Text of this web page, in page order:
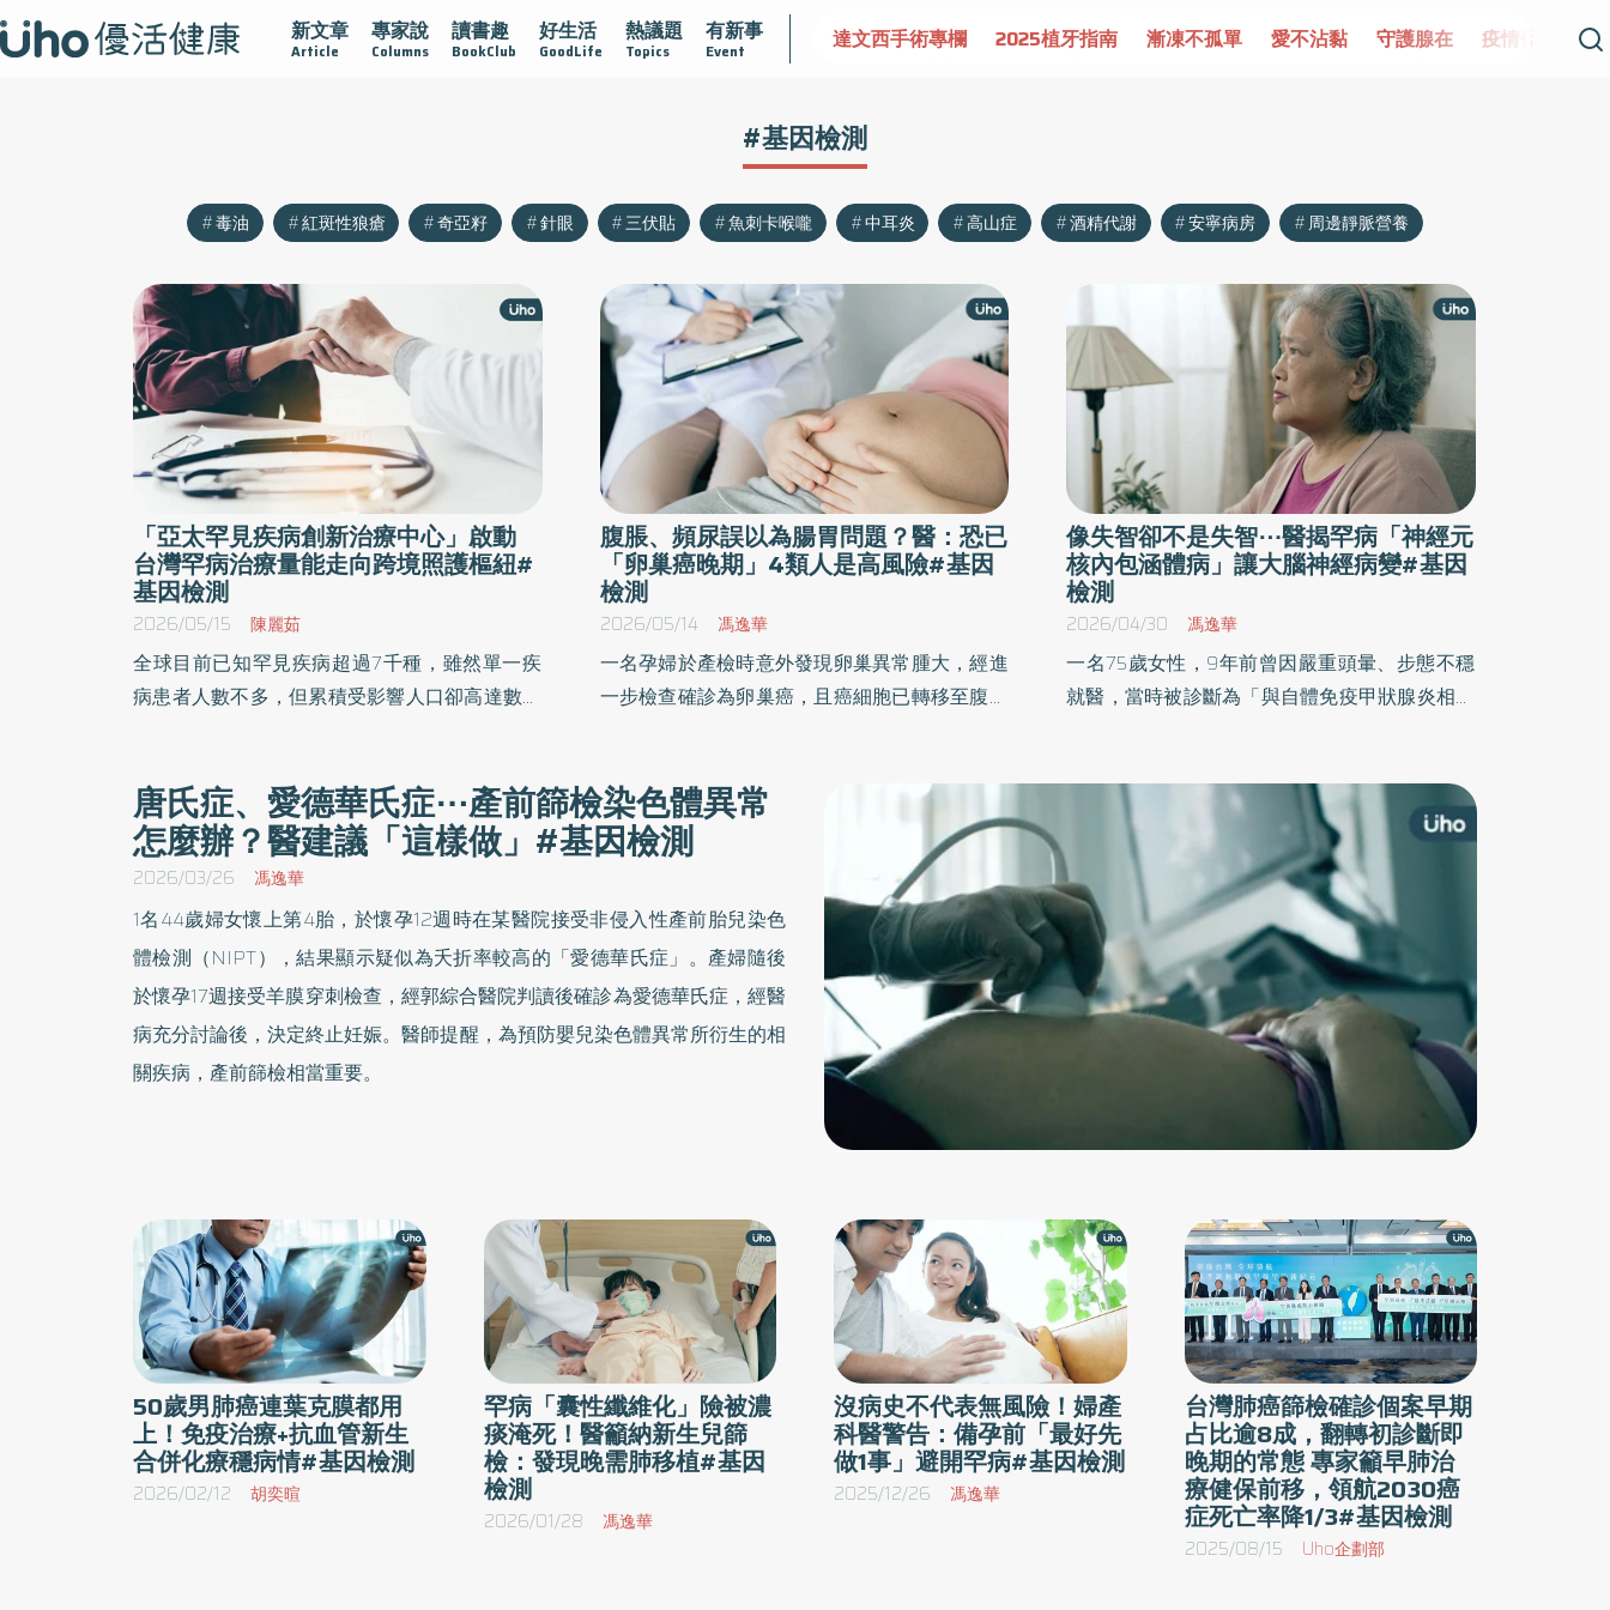
新文章
Article
專家說
Columns
讀書趣
BookClub
好生活
GoodLife
熱議題
Topics
有新事
Event
黏 守護腺在 疫情保衛戰 再生醫學 愛的未來視 認識攝護腺肥大 守護骨骼健康 達文西手術專欄 2025植牙指南 漸凍不孤單 愛不沾黏 守護腺在 疫情保衛戰
#基因檢測
毒油 紅斑性狼瘡 奇亞籽 針眼 三伏貼 魚刺卡喉嚨 中耳炎 高山症 酒精代謝 安寧病房 周邊靜脈營養
「亞太罕見疾病創新治療中心」啟動
台灣罕病治療量能走向跨境照護樞紐#
基因檢測
2026/05/15 陳麗茹
全球目前已知罕見疾病超過7千種，雖然單一疾
病患者人數不多，但累積受影響人口卻高達數億
手的醫療系統，與真正取得治療資源。 在此背景
下，「亞太罕見疾病創新治療中心」近日正式啟
動。在衛生福利部見證下，由財團法人台灣醫療
灣醫界聯盟基金會，共同推動跨國罕病合作平
台，盼透過整合台灣既有的制度、臨床與基因醫
學經驗，逐步建立亞太區域罕病照護合作網絡。
此次「亞太罕見疾病創新治療中心」的成立，也
被視為台灣首度以跨院整合模式，系統化串聯罕
角度，談台灣如何逐步建立完整罕病照護體系。
台灣罕病照護制度 成為亞太合作基礎 簡穎秀主
任提到，台灣之所以有機會成為亞太重要樞紐，
並非單一技術突破，而是多年來從法規、健保、
基因醫學、新生兒篩檢到跨專科整合照護，逐步
建立起完整而成熟的醫療生態系。她表示，其實
台灣已經做很多，希望未來能把這些累積多年的
經驗，進一步分享給更多國家。 台灣罕病照護能
走在亞洲前段班，關鍵之一就在於制度建立得
早。自2000年通過《罕見疾病防治及藥物法》
腹脹、頻尿誤以為腸胃問題？醫：恐已
「卵巢癌晚期」4類人是高風險#基因
檢測
2026/05/14 馮逸華
一名孕婦於產檢時意外發現卵巢異常腫大，經進
一步檢查確診為卵巢癌，且癌細胞已轉移至腹腔
孕中期先行手術切除部分腫瘤以確認診斷，隨後
以化學治療控制病情，待胎兒發育相對成熟後安
排剖腹生產，並進行完整卵巢癌分期手術。
像失智卻不是失智⋯醫揭罕病「神經元
核內包涵體病」讓大腦神經病變#基因
檢測
2026/04/30 馮逸華
一名75歲女性，9年前曾因嚴重頭暈、步態不穩
就醫，當時被診斷為「與自體免疫甲狀腺炎相關
Thyroiditis），在接受類固醇治療後症狀顯著改
善。不料2026年1月中旬相同症狀再次發作。
唐氏症、愛德華氏症⋯產前篩檢染色體異常
怎麼辦？醫建議「這樣做」#基因檢測
2026/03/26 馮逸華
1名44歲婦女懷上第4胎，於懷孕12週時在某醫院接受非侵入性產前胎兒染色
體檢測（NIPT），結果顯示疑似為夭折率較高的「愛德華氏症」。產婦隨後
於懷孕17週接受羊膜穿刺檢查，經郭綜合醫院判讀後確診為愛德華氏症，經醫
病充分討論後，決定終止妊娠。醫師提醒，為預防嬰兒染色體異常所衍生的相
關疾病，產前篩檢相當重要。
50歲男肺癌連葉克膜都用
上！免疫治療+抗血管新生
合併化療穩病情#基因檢測
2026/02/12 胡奕暄
罕病「囊性纖維化」險被濃
痰淹死！醫籲納新生兒篩
檢：發現晚需肺移植#基因
檢測
2026/01/28 馮逸華
沒病史不代表無風險！婦產
科醫警告：備孕前「最好先
做1事」避開罕病#基因檢測
2025/12/26 馮逸華
台灣肺癌篩檢確診個案早期
占比逾8成，翻轉初診斷即
晚期的常態 專家籲早肺治
療健保前移，領航2030癌
症死亡率降1/3#基因檢測
2025/08/15 Uho企劃部